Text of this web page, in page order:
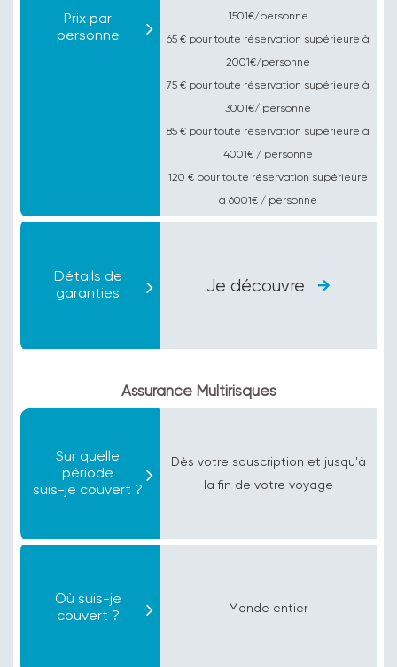
Prix par
personne
1501€/personne
65 € pour toute réservation supérieure à
2001€/personne
75 € pour toute réservation supérieure à
3001€/ personne
85 € pour toute réservation supérieure à
4001€ / personne
120 € pour toute réservation supérieure
à 6001€ / personne
Détails de
garanties
Je découvre
Assurance Multirisques
Sur quelle
période
suis-je couvert ?
Dès votre souscription et jusqu'à
la fin de votre voyage
Où suis-je
couvert ?
Monde entier